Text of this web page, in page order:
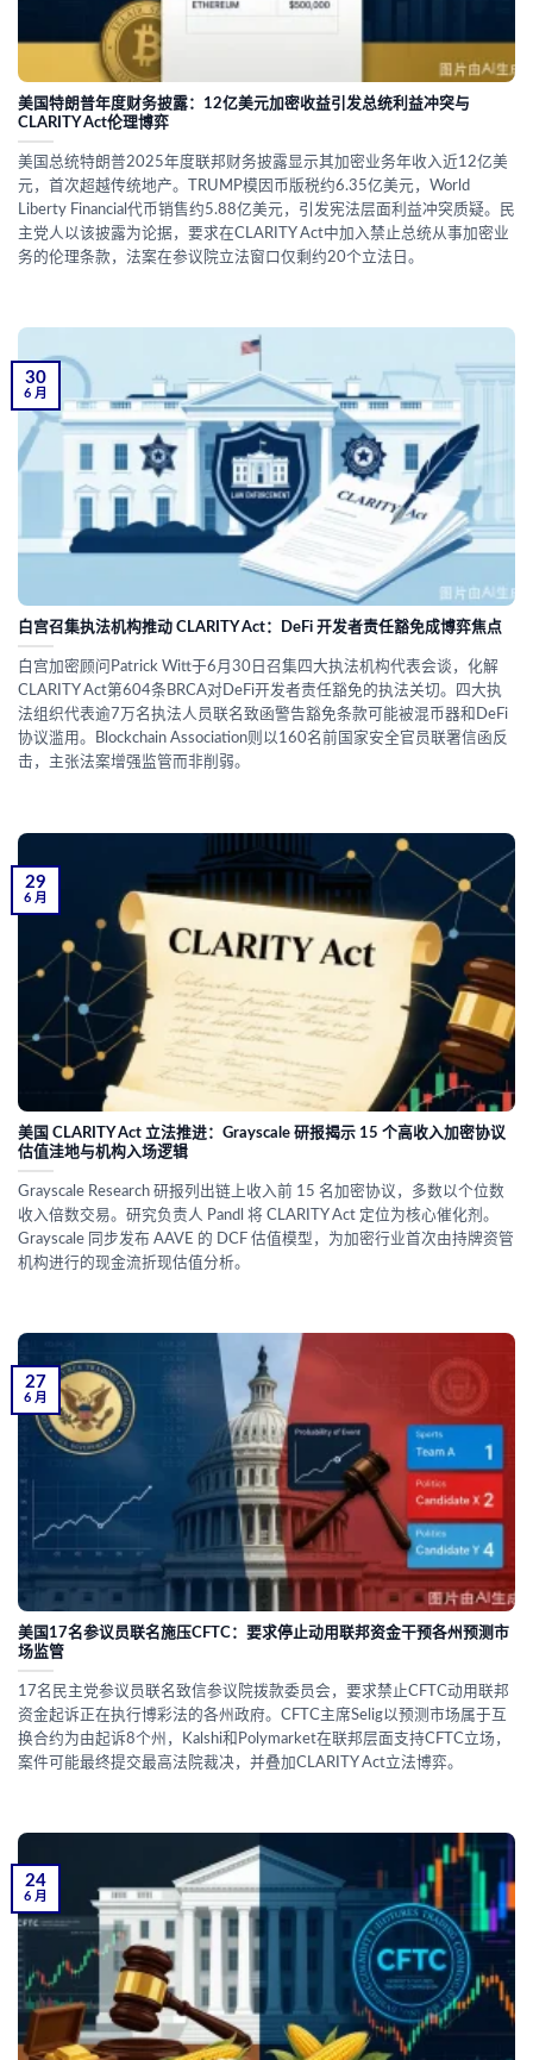
美国特朗普年度财务披露：12亿美元加密收益引发总统利益冲突与
CLARITY Act伦理博弈
美国总统特朗普2025年度联邦财务披露显示其加密业务年收入近12亿美
元，首次超越传统地产。TRUMP模因币版税约6.35亿美元，World
Liberty Financial代币销售约5.88亿美元，引发宪法层面利益冲突质疑。民
主党人以该披露为论据，要求在CLARITY Act中加入禁止总统从事加密业
务的伦理条款，法案在参议院立法窗口仅剩约20个立法日。
白宫召集执法机构推动 CLARITY Act：DeFi 开发者责任豁免成博弈焦点
白宫加密顾问Patrick Witt于6月30日召集四大执法机构代表会谈，化解
CLARITY Act第604条BRCA对DeFi开发者责任豁免的执法关切。四大执
法组织代表逾7万名执法人员联名致函警告豁免条款可能被混币器和DeFi
协议滥用。Blockchain Association则以160名前国家安全官员联署信函反
击，主张法案增强监管而非削弱。
30
6 月
美国 CLARITY Act 立法推进：Grayscale 研报揭示 15 个高收入加密协议
估值洼地与机构入场逻辑
Grayscale Research 研报列出链上收入前 15 名加密协议，多数以个位数
收入倍数交易。研究负责人 Pandl 将 CLARITY Act 定位为核心催化剂。
Grayscale 同步发布 AAVE 的 DCF 估值模型，为加密行业首次由持牌资管
机构进行的现金流折现估值分析。
29
6 月
美国17名参议员联名施压CFTC：要求停止动用联邦资金干预各州预测市
场监管
17名民主党参议员联名致信参议院拨款委员会，要求禁止CFTC动用联邦
资金起诉正在执行博彩法的各州政府。CFTC主席Selig以预测市场属于互
换合约为由起诉8个州，Kalshi和Polymarket在联邦层面支持CFTC立场，
案件可能最终提交最高法院裁决，并叠加CLARITY Act立法博弈。
27
6 月
24
6 月